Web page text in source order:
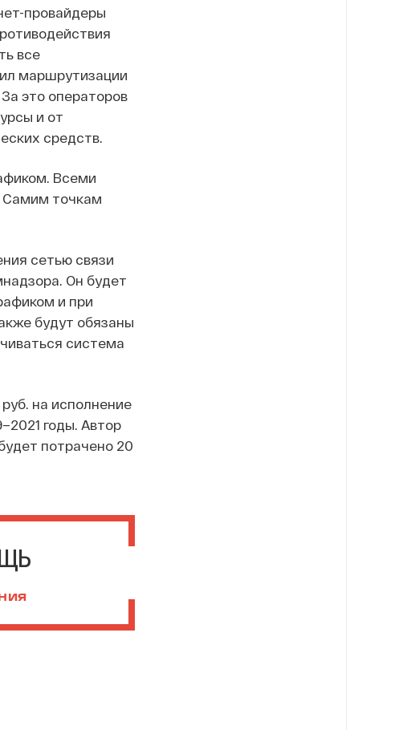
провайдеры
все
маршрутизации
это операторов
и от
средств.
Всеми
Самим точкам
сетью связи
Он будет
и при
будут обязаны
система
на исполнение
годы. Автор
потрачено 20